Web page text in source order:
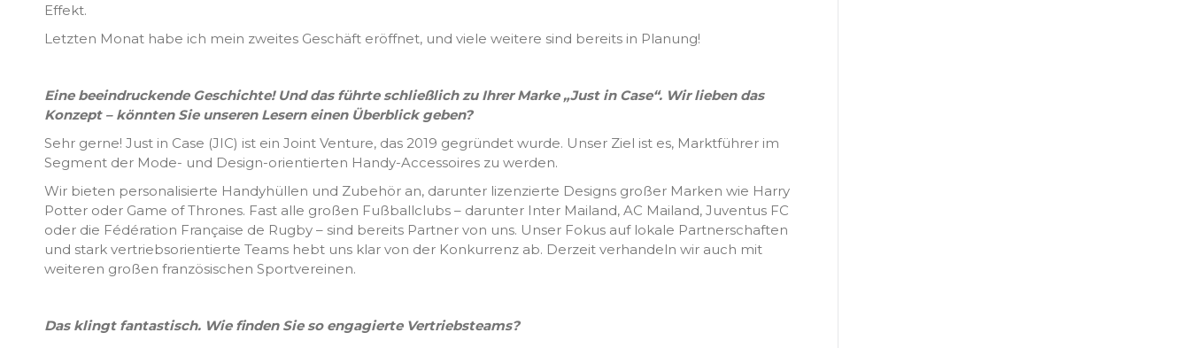
Effekt.
Letzten Monat habe ich mein zweites Geschäft eröffnet, und viele weitere sind bereits in Planung!
Eine beeindruckende Geschichte! Und das führte schließlich zu Ihrer Marke „Just in Case“. Wir lieben das
Konzept – könnten Sie unseren Lesern einen Überblick geben?
Sehr gerne! Just in Case (JIC) ist ein Joint Venture, das 2019 gegründet wurde. Unser Ziel ist es, Marktführer im
Segment der Mode- und Design-orientierten Handy-Accessoires zu werden.
Wir bieten personalisierte Handyhüllen und Zubehör an, darunter lizenzierte Designs großer Marken wie Harry
Potter oder Game of Thrones. Fast alle großen Fußballclubs – darunter Inter Mailand, AC Mailand, Juventus FC
oder die Fédération Française de Rugby – sind bereits Partner von uns. Unser Fokus auf lokale Partnerschaften
und stark vertriebsorientierte Teams hebt uns klar von der Konkurrenz ab. Derzeit verhandeln wir auch mit
weiteren großen französischen Sportvereinen.
Das klingt fantastisch. Wie finden Sie so engagierte Vertriebsteams?